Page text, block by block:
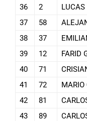
36
2
37
58
38
37
39
12 FARID
40
71
41
72 MARIO
42
81
43
89